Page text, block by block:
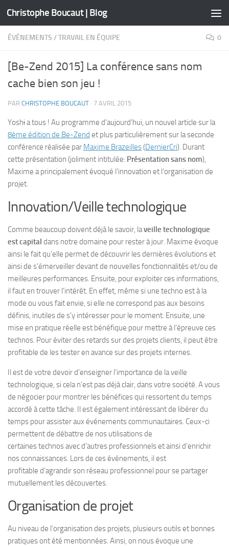
Skip to content
Christophe Boucaut | Blog
ÉVÉNEMENTS /TRAVAIL EN ÉQUIPE 0
[Be-Zend 2015] La conférence sans nom
cache bien son jeu !
PAR CHRISTOPHE BOUCAUT · 7 AVRIL 2015
Yoshia tous ! Au programme d’aujourd’hui, un nouvel article sur la
8ème édition de Be-Zend et plus particulièrement sur la seconde
conférence réalisée par Maxime Brazeilles(DernierCri). Durant
cette présentation (joliment intitulée: Présentation sans nom),
Maxime a principalement évoqué l’innovation et l’organisation de
projet.
Innovation/Veille technologique
Comme beaucoup doivent déjà le savoir, laveille technologique
est capital dans notre domaine pour rester à jour. Maxime évoque
ainsi le fait qu’elle permet de découvrir les dernières évolutions et
ainsi de s’émerveiller devant de nouvelles fonctionnalités et/ou de
meilleures performances. Ensuite, pour exploiter ces informations,
il faut en trouver l’intérêt. En effet, même si une techno est à la
mode ou vous fait envie, si elle ne correspond pas aux besoins
définis, inutiles de s’y intéresser pour le moment. Ensuite, une
mise en pratique réelle est bénéfique pour mettre à l’épreuve ces
technos. Pour éviter des retards sur des projets clients, il peut être
profitable de les tester en avance sur des projets internes.
Il est de votre devoir d’enseigner l’importance de la veille
technologique, si cela n’est pas déjà clair, dans votre société. A vous
de négocier pour montrer les bénéfices qui ressortent du temps
accordé à cette tâche. Il est également intéressant de libérer du
temps pour assister aux événements communautaires. Ceux-ci
permettent de débattre de nos utilisations de
certaines technos avec d’autres professionnels et ainsi d’enrichir
nos connaissances. Lors de ces événements, il est
profitable d’agrandir son réseau professionnel pour se partager
mutuellement les découvertes.
Organisation de projet
Au niveau de l’organisation des projets, plusieurs outils et bonnes
pratiques ont été mentionnées. Ainsi, on nous évoque une